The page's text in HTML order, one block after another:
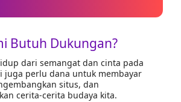
Butuh Dukungan?
dari semangat dan cinta pada
juga perlu dana untuk membayar
situs, dan
cerita-cerita budaya kita.